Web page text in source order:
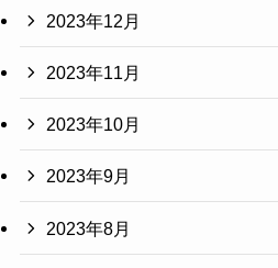
2023年12月
2023年11月
2023年10月
2023年9月
2023年8月